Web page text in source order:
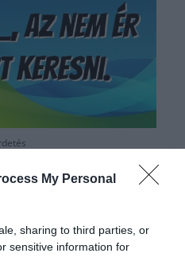
My Personal
sharing to third parties, or
sensitive information for